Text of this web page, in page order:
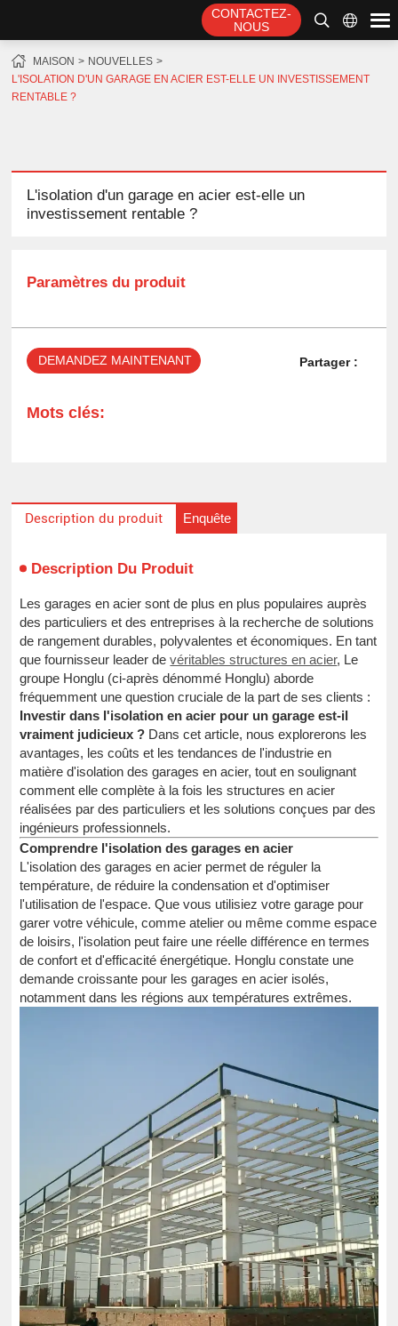
CONTACTEZ-
NOUS
MAISON
NOUVELLES
L'ISOLATION D'UN GARAGE EN ACIER EST-ELLE UN INVESTISSEMENT
RENTABLE ?
L'isolation d'un garage en acier est-elle un
investissement rentable ?
Paramètres du produit
DEMANDEZ MAINTENANT Partager :
Mots clés:
Description du produit Enquête
Description Du Produit
Les garages en acier sont de plus en plus populaires auprès
des particuliers et des entreprises à la recherche de solutions
de rangement durables, polyvalentes et économiques. En tant
que fournisseur leader devéritables structures en acier, Le
groupe Honglu (ci-après dénommé Honglu) aborde
fréquemment une question cruciale de la part de ses clients :
Investir dans l'isolation en acier pour un garage est-il
vraiment judicieux ? Dans cet article, nous explorerons les
avantages, les coûts et les tendances de l'industrie en
matière d'isolation des garages en acier, tout en soulignant
comment elle complète à la fois les structures en acier
réalisées par des particuliers et les solutions conçues par des
ingénieurs professionnels.
Comprendre l'isolation des garages en acier
L'isolation des garages en acier permet de réguler la
température, de réduire la condensation et d'optimiser
l'utilisation de l'espace. Que vous utilisiez votre garage pour
garer votre véhicule, comme atelier ou même comme espace
de loisirs, l'isolation peut faire une réelle différence en termes
de confort et d'efficacité énergétique. Honglu constate une
demande croissante pour les garages en acier isolés,
notamment dans les régions aux températures extrêmes.